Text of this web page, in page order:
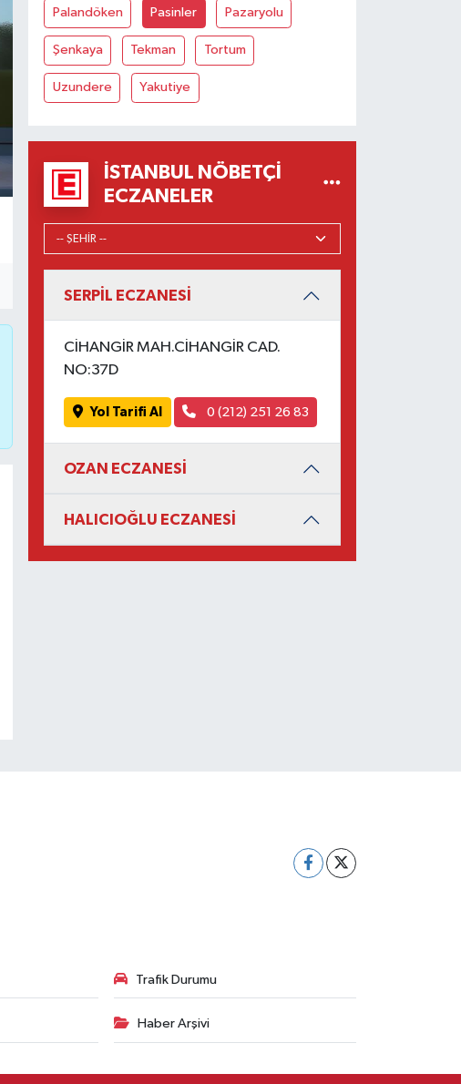
Palandöken Pasinler Pazaryolu
Şenkaya Tekman Tortum
Uzundere Yakutiye
İSTANBUL NÖBETÇI
ECZANELER
SERPİL ECZANESİ
CİHANGİR MAH.CİHANGİR CAD.
NO:37D
Yol Tarifi Al 0 (212) 251 26 83
OZAN ECZANESİ
HALICIOĞLU ECZANESİ
Trafik Durumu
Haber Arşivi